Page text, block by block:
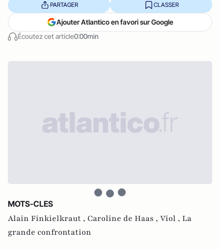
Écoutez cet article0:00min
PARTAGER CLASSER
Ajouter Atlantico en favori sur Google
MOTS-CLES
Alain Finkielkraut , Caroline de Haas , Viol , La
grande confrontation